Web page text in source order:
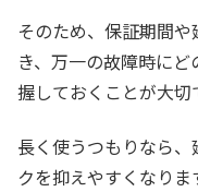
そのため、保証期間
き、万一の故障時に
握しておくことが大切
長く使うつもりなら
クを抑えやすくなりま